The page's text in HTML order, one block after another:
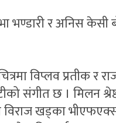
भण्डारी र अनिस केसी
विप्लव प्रतीक र
संगीत छ । मिलन
विराज खड्का